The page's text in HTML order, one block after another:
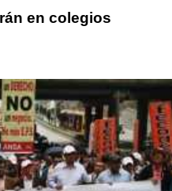
en colegios